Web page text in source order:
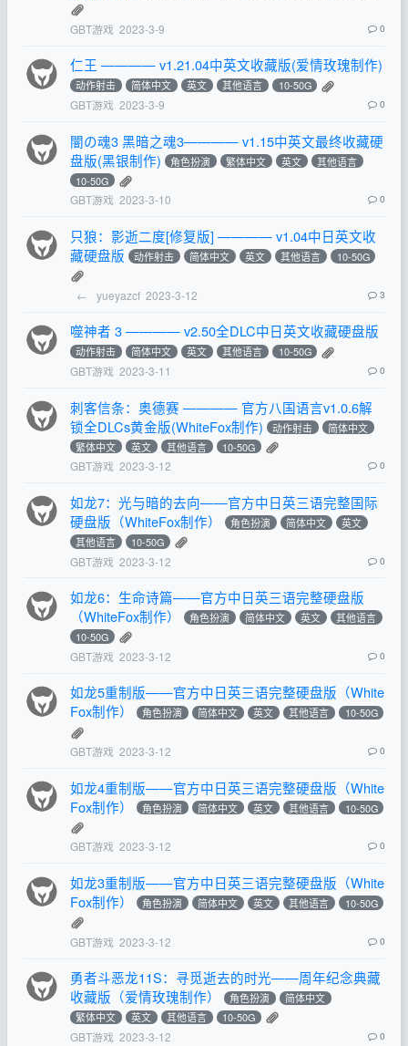
GBT游戏 2023-3-9 0
仁王 ———— v1.21.04中英文收藏版(爱情玫瑰制作)
动作射击 简体中文 英文 其他语言 10-50G
GBT游戏 2023-3-9 0
闇の魂3 黑暗之魂3———— v1.15中英文最终收藏硬
盘版(黑银制作)
角色扮演 繁体中文 英文
其他语言
10-50G
GBT游戏 2023-3-10 0
只狼：影逝二度[修复版] ———— v1.04中日英文收
藏硬盘版
动作射击 简体中文 英文 其他语言 10-50G
← yueyazcf 2023-3-12 3
噬神者 3 ———— v2.50全DLC中日英文收藏硬盘版
动作射击 简体中文 英文 其他语言 10-50G
GBT游戏 2023-3-11 0
刺客信条：奥德赛 ———— 官方八国语言v1.0.6解
锁全DLCs黄金版(WhiteFox制作)
动作射击
简体中文
繁体中文
英文 其他语言 10-50G
GBT游戏 2023-3-12 0
如龙7：光与暗的去向——官方中日英三语完整国际
硬盘版（WhiteFox制作）
角色扮演 简体中文
英文
其他语言
10-50G
GBT游戏 2023-3-12 0
如龙6：生命诗篇——官方中日英三语完整硬盘版
（WhiteFox制作）
角色扮演 简体中文 英文
其他语言
10-50G
GBT游戏 2023-3-12 0
如龙5重制版——官方中日英三语完整硬盘版（White
Fox制作）
角色扮演 简体中文 英文 其他语言 10-50G
GBT游戏 2023-3-12 0
如龙4重制版——官方中日英三语完整硬盘版（White
Fox制作）
角色扮演 简体中文 英文 其他语言 10-50G
GBT游戏 2023-3-12 0
如龙3重制版——官方中日英三语完整硬盘版（White
Fox制作）
角色扮演 简体中文 英文 其他语言 10-50G
GBT游戏 2023-3-12 0
勇者斗恶龙11S：寻觅逝去的时光——周年纪念典藏
收藏版（爱情玫瑰制作）
角色扮演
简体中文
繁体中文
英文 其他语言 10-50G
GBT游戏 2023-3-12 0